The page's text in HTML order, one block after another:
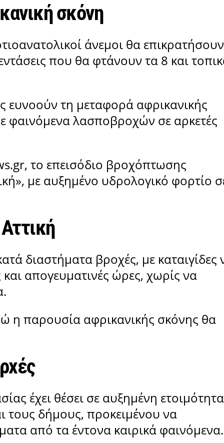
σκόνη
άνεμοι θα επικρατήσουν
που θα φτάνουν τα 8 και
ευνοούν τη μεταφορά αφρικανικής
φαινόμενα λασποβροχών σε αρκετές
το επεισόδιο βροχόπτωσης
με αυξημένο υδρολογικό φορτίο
διαστήματα βροχές, με καταιγίδες
απογευματινές ώρες, χωρίς να
η παρουσία αφρικανικής σκόνης θα
έχει θέσει σε αυξημένη ετοιμότητα
τους δήμους, προκειμένου να
από τα έντονα καιρικά φαινόμενα.